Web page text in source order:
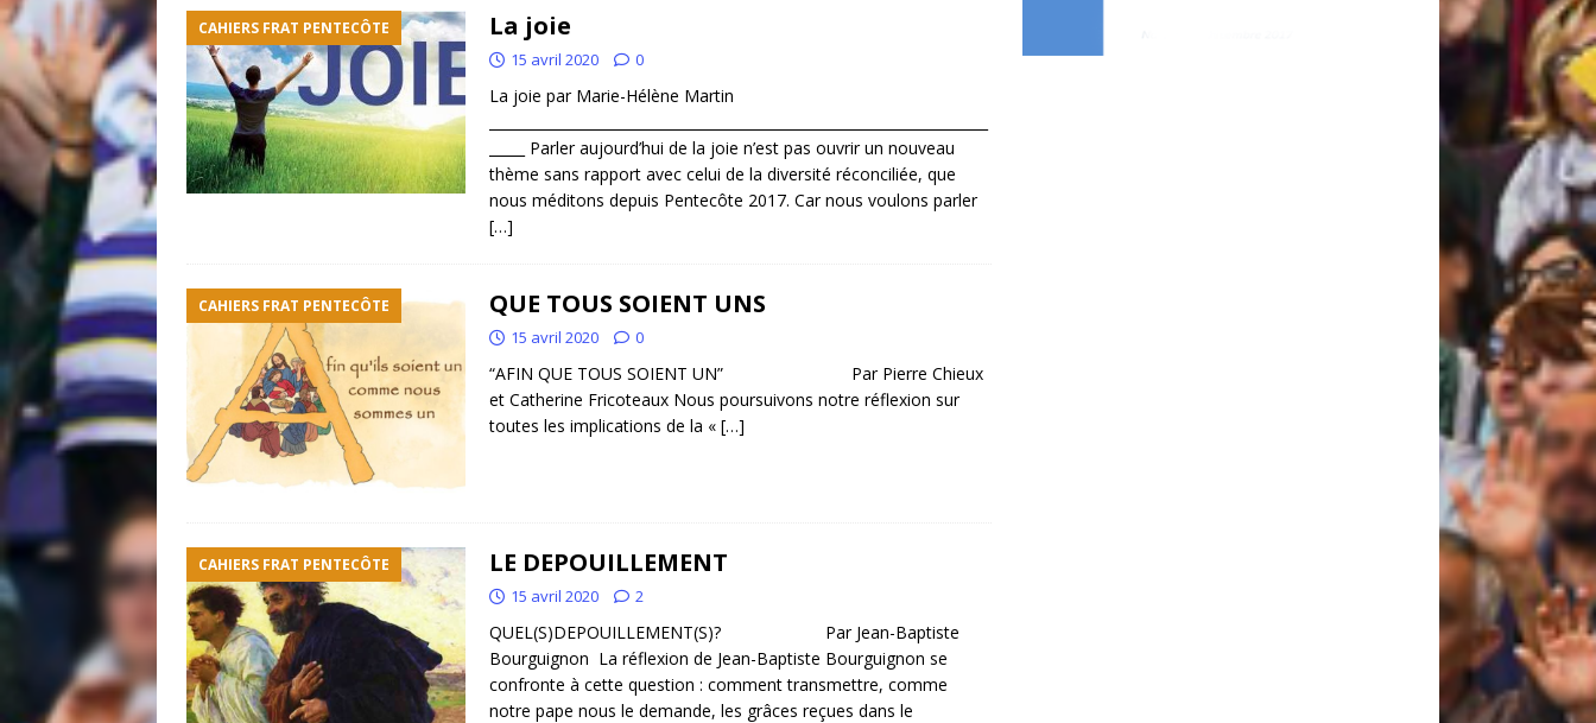
CAHIERS FRAT PENTECÔTE La joie
15 avril 2020 0
La joie par Marie-Hélène Martin
_____ Parler aujourd’hui de la joie n’est pas ouvrir un nouveau
thème sans rapport avec celui de la diversité réconciliée, que
nous méditons depuis Pentecôte 2017. Car nous voulons parler
[…]
CAHIERS FRAT PENTECÔTE QUE TOUS SOIENT UNS
15 avril 2020 0
“AFIN QUE TOUS SOIENT UN” Par Pierre Chieux
et Catherine Fricoteaux Nous poursuivons notre réflexion sur
toutes les implications de la « […]
CAHIERS FRAT PENTECÔTE LE DEPOUILLEMENT
15 avril 2020 2
QUEL(S)DEPOUILLEMENT(S)? Par Jean-Baptiste
Bourguignon La réflexion de Jean-Baptiste Bourguignon se
confronte à cette question : comment transmettre, comme
notre pape nous le demande, les grâces reçues dans le